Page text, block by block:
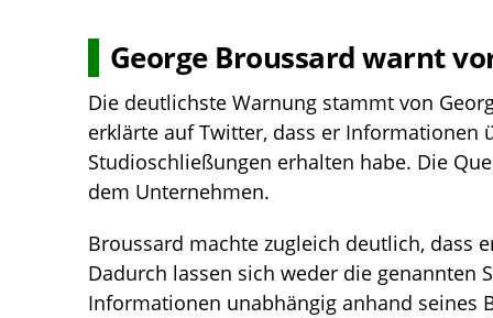
George Broussard warnt
Die deutlichste Warnung stammt von
erklärte auf Twitter, dass er Informationen
Studioschließungen erhalten habe. Die
dem Unternehmen.
Broussard machte zugleich deutlich, dass
Dadurch lassen sich weder die genannten
Informationen unabhängig anhand seines